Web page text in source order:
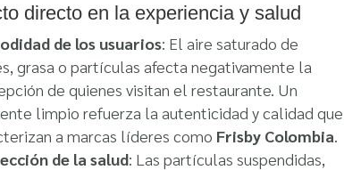
directo en la experiencia y salud
de los usuarios: El aire saturado de
grasa o partículas afecta negativamente la
de quienes visitan el restaurante. Un
limpio refuerza la autenticidad y calidad que
a marcas líderes como Frisby Colombia.
de la salud: Las partículas suspendidas,